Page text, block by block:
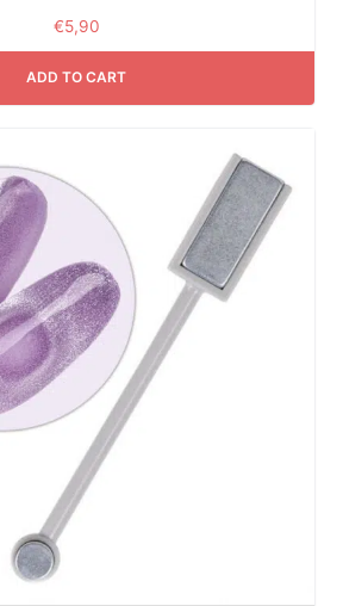
€5,90
ADD TO CART